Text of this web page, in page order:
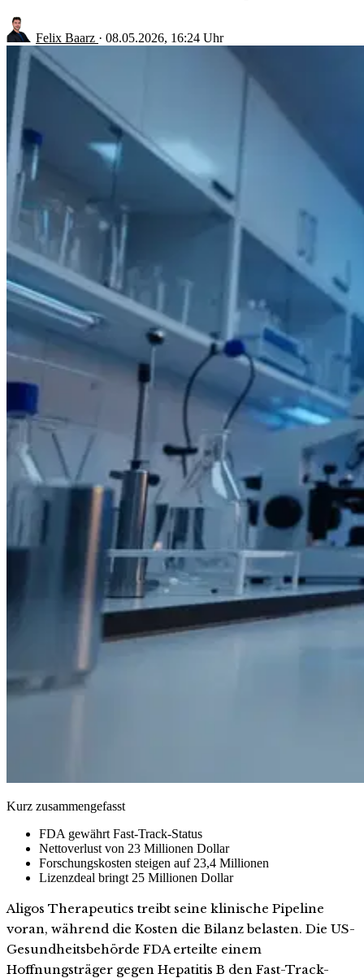
Felix Baarz · 08.05.2026, 16:24 Uhr
Kurz zusammengefasst
FDA gewährt Fast-Track-Status
Nettoverlust von 23 Millionen Dollar
Forschungskosten steigen auf 23,4 Millionen
Lizenzdeal bringt 25 Millionen Dollar
Aligos Therapeutics treibt seine klinische Pipeline
voran, während die Kosten die Bilanz belasten. Die US-
Gesundheitsbehörde FDA erteilte einem
Hoffnungsträger gegen Hepatitis B den Fast-Track-